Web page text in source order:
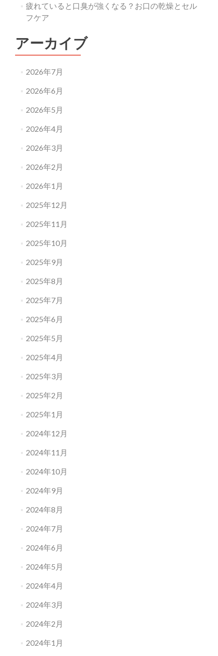
疲れていると口臭が強くなる？お口の乾燥とセル
フケア
アーカイブ
2026年7月
2026年6月
2026年5月
2026年4月
2026年3月
2026年2月
2026年1月
2025年12月
2025年11月
2025年10月
2025年9月
2025年8月
2025年7月
2025年6月
2025年5月
2025年4月
2025年3月
2025年2月
2025年1月
2024年12月
2024年11月
2024年10月
2024年9月
2024年8月
2024年7月
2024年6月
2024年5月
2024年4月
2024年3月
2024年2月
2024年1月